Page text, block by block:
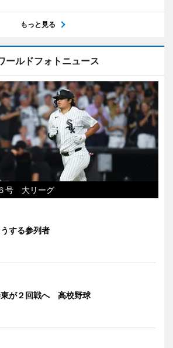
もっと見る
ールドフォトニュース
号 大リーグ
する参列者
が２回戦へ 高校野球